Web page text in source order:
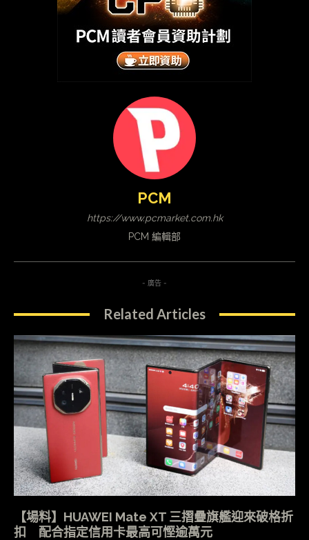
PCM
https://www.pcmarket.com.hk
PCM 編輯部
- 廣告 -
Related Articles
【場料】HUAWEI Mate XT 三摺疊旗艦迎來破格折
扣 配合指定信用卡最高可慳逾萬元